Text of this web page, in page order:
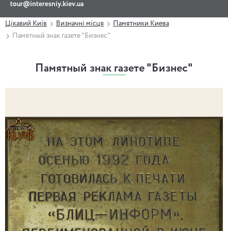
tour@interesniy.kiev.ua
Цікавий Київ Визначні місця
Памятники Киева
Памятный знак газете "Бизнес"
Памятный знак газете "Бизнес"